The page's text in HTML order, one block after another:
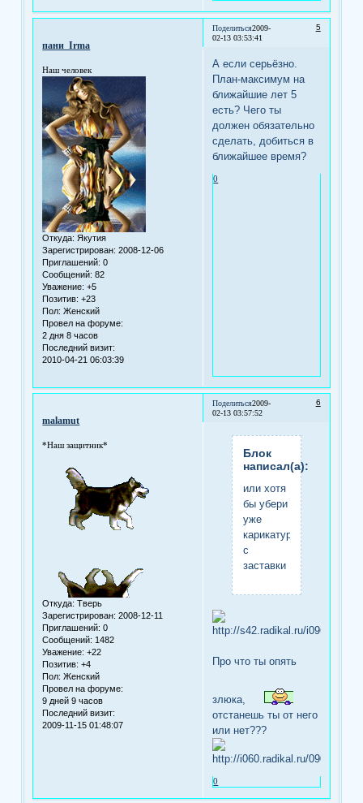
Поделиться 5
2009-
02-13 03:53:41
пани_Irma
Наш человек
Откуда: Якутия
Зарегистрирован: 2008-12-06
Приглашений: 0
Сообщений: 82
Уважение: +5
Позитив: +23
Пол: Женский
Провел на форуме:
2 дня 8 часов
Последний визит:
2010-04-21 06:03:39
А если серьёзно.
План-максимум на
ближайшие лет 5
есть? Чего ты
должен обязательно
сделать, добиться в
ближайшее время?
0
Поделиться 6
2009-
02-13 03:57:52
malamut
*Наш защитник*
Откуда: Тверь
Зарегистрирован: 2008-12-11
Приглашений: 0
Сообщений: 1482
Уважение: +22
Позитив: +4
Пол: Женский
Провел на форуме:
9 дней 9 часов
Последний визит:
2009-11-15 01:48:07
Блок
написал(а):
или хотя
бы убери
уже
карикатуры
с
заставки
Про что ты опять
злюка,
отстанешь ты от него
или нет???
0